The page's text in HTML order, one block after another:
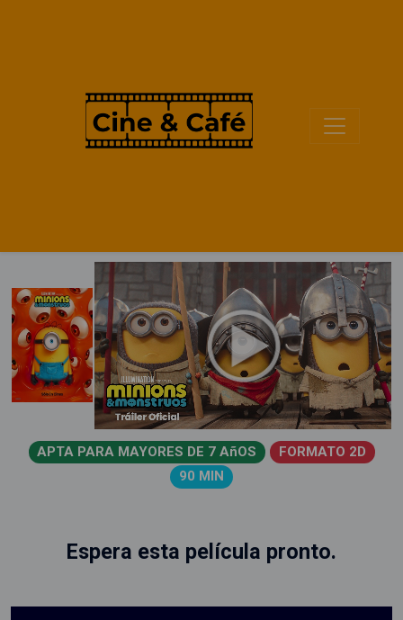
APTA PARA MAYORES DE 7 AñOS
FORMATO 2D
90 MIN
Espera esta película pronto.